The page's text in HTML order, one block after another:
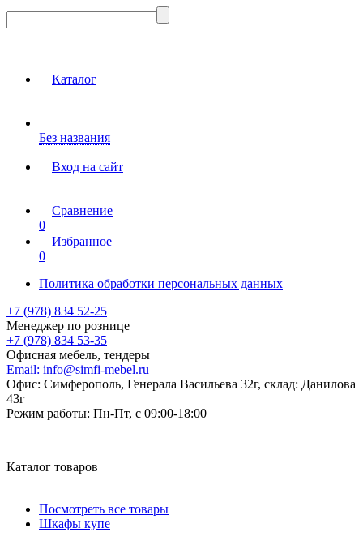
Каталог
Без названия
Вход на сайт
Сравнение
0
Избранное
0
Политика обработки персональных данных
+7 (978) 834 52-25
Менеджер по рознице
+7 (978) 834 53-35
Офисная мебель, тендеры
Email: info@simfi-mebel.ru
Офис: Симферополь, Генерала Васильева 32г, склад: Данилова
43г
Режим работы: Пн-Пт, с 09:00-18:00
Каталог товаров
Посмотреть все товары
Шкафы купе